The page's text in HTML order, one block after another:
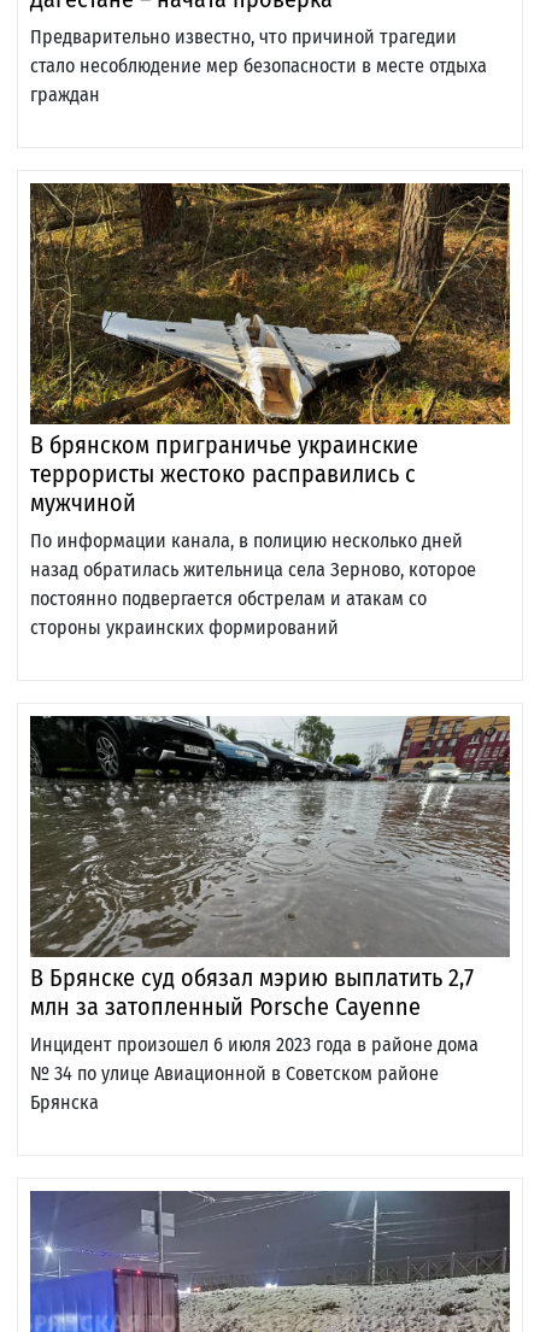
Предварительно известно, что причиной трагедии
стало несоблюдение мер безопасности в месте отдыха
граждан
В брянском приграничье украинские
террористы жестоко расправились с
мужчиной
По информации канала, в полицию несколько дней
назад обратилась жительница села Зерново, которое
постоянно подвергается обстрелам и атакам со
стороны украинских формирований
В Брянске суд обязал мэрию выплатить 2,7
млн за затопленный Porsche Cayenne
Инцидент произошел 6 июля 2023 года в районе дома
№ 34 по улице Авиационной в Советском районе
Брянска